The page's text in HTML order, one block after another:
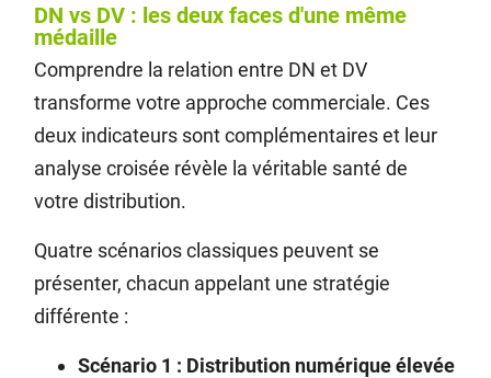
DN vs DV : les deux faces d'une même
médaille
Comprendre la relation entre DN et DV
transforme votre approche commerciale. Ces
deux indicateurs sont complémentaires et leur
analyse croisée révèle la véritable santé de
votre distribution.
Quatre scénarios classiques peuvent se
présenter, chacun appelant une stratégie
différente :
Scénario 1 : Distribution numérique élevée